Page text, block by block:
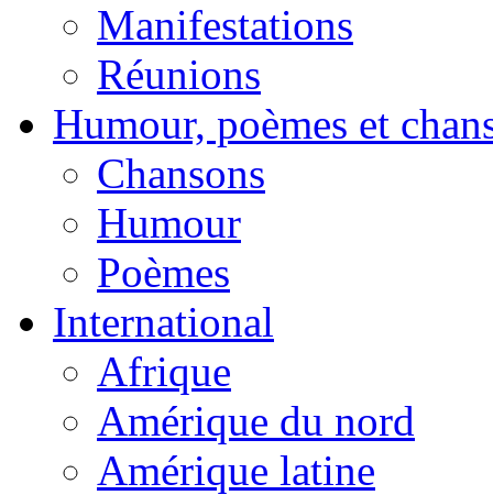
Manifestations
Réunions
Humour, poèmes et
Chansons
Humour
Poèmes
International
Afrique
Amérique du nord
Amérique latine